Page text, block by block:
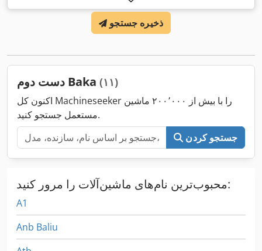
ذخیره جستجو
دست دوم Baka (۱۱)
اکنون کل Machineseeker را با بیش از ۲۰۰٬۰۰۰ ماشین
مستعمل جستجو کنید.
جستجو کردن
محبوب‌ترین نام‌های ماشین‌آلات را مرور کنید:
A1
Anb Baliu